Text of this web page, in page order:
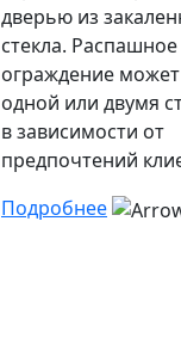
дверью из
стекла. Распашное
ограждение
одной или двумя
в зависимости от
предпочтений
Подробнее